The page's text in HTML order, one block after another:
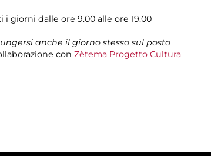
giorni dalle ore 9.00 alle ore 19.00
anche il giorno stesso sul posto
con Zètema Progetto Cultura